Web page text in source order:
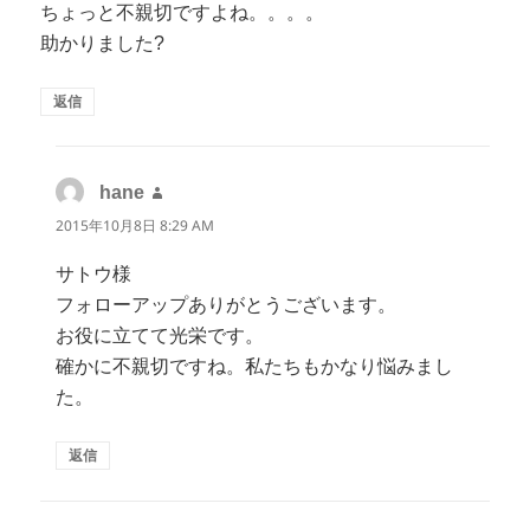
ちょっと不親切ですよね。。。。
助かりました?
返信
hane
り:
2015年10月8日 8:29 AM
サトウ様
フォローアップありがとうございます。
お役に立てて光栄です。
確かに不親切ですね。私たちもかなり悩みまし
た。
返信